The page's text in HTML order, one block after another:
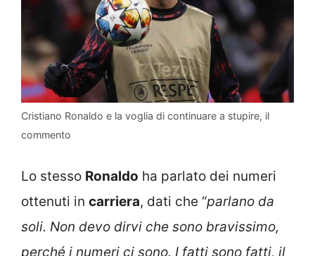
Cristiano Ronaldo e la voglia di continuare a stupire, il
commento
Lo stesso Ronaldo ha parlato dei numeri
ottenuti in carriera, dati che “parlano da
soli. Non devo dirvi che sono bravissimo,
perché i numeri ci sono. I fatti sono fatti, il